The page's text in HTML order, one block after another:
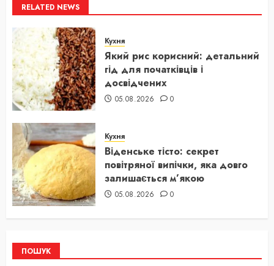
RELATED NEWS
Кухня
Який рис корисний: детальний
гід для початківців і
досвідчених
05.08.2026 0
Кухня
Віденське тісто: секрет
повітряної випічки, яка довго
залишається м’якою
05.08.2026 0
ПОШУК